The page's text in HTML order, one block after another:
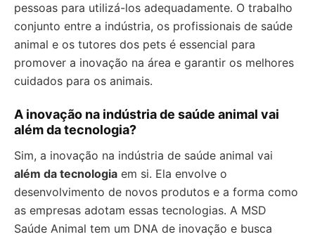
pessoas para utilizá-los adequadamente. O trabalho
conjunto entre a indústria, os profissionais de saúde
animal e os tutores dos pets é essencial para
promover a inovação na área e garantir os melhores
cuidados para os animais.
A inovação na indústria de saúde animal vai
além da tecnologia?
Sim, a inovação na indústria de saúde animal vai
além da tecnologia em si. Ela envolve o
desenvolvimento de novos produtos e a forma como
as empresas adotam essas tecnologias. A MSD
Saúde Animal tem um DNA de inovação e busca